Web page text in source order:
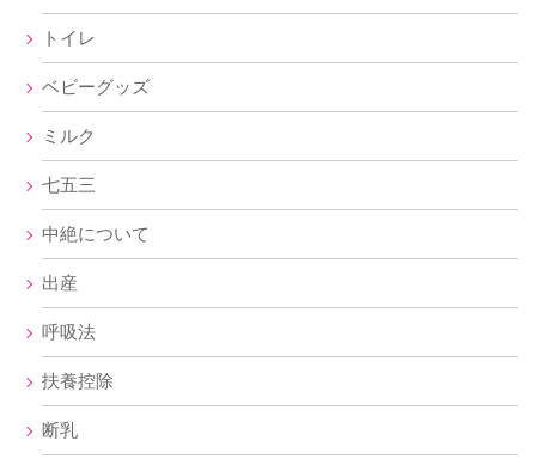
トイレ
ベビーグッズ
ミルク
七五三
中絶について
出産
呼吸法
扶養控除
断乳